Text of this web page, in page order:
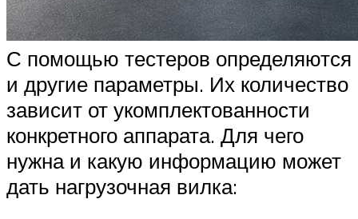
С помощью тестеров определяются
и другие параметры. Их количество
зависит от укомплектованности
конкретного аппарата. Для чего
нужна и какую информацию может
дать нагрузочная вилка: